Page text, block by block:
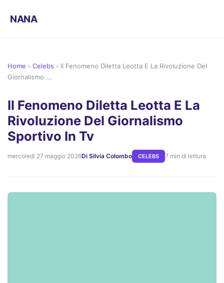
NANA
Home › Celebs › Il Fenomeno Diletta Leotta E La Rivoluzione Del
Giornalismo ...
Il Fenomeno Diletta Leotta E La
Rivoluzione Del Giornalismo
Sportivo In Tv
mercoledì 27 maggio 2026Di Silvia Colombo CELEBS 7 min di lettura